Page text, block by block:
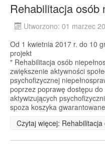
Rehabilitacja osób
Utworzono: 01 marzec
Od 1 kwietnia 2017 r. do 10
projekt
" Rehabilitacja osób
zwiększenie aktywności
psychofizycznej
poprzez poprawę dostępu
aktywizujących
spoza koszyka
Czytaj więcej: